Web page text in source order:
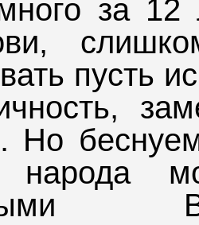
за 12
пусть
Но
народа